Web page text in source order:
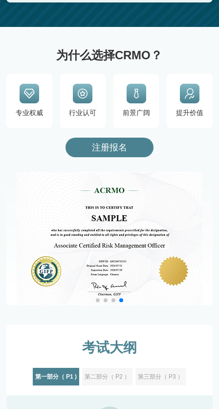
为什么选择CRMO？
专业权威 行业认可 前景广阔 提升价值
注册报名
考试大纲
第一部分（ P1 ) 第二部分（ P2 ） 第三部分（ P3 ）